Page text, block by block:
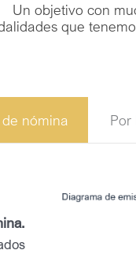
Un objetivo con
que
nómina Por